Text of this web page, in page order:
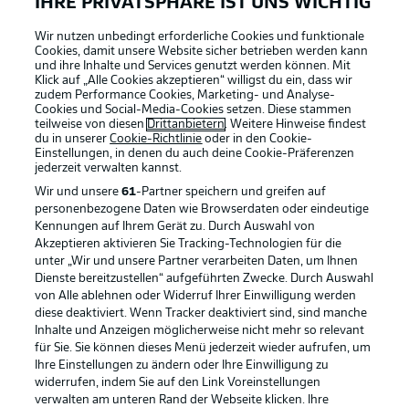
Login
Football as it's meant to be
Offizielle Partner
IHRE PRIVATSPHÄRE IST UNS WICHTIG
Wir nutzen unbedingt erforderliche Cookies und funktionale
Cookies, damit unsere Website sicher betrieben werden kann
und ihre Inhalte und Services genutzt werden können. Mit
Klick auf „Alle Cookies akzeptieren“ willigst du ein, dass wir
zudem Performance Cookies, Marketing- und Analyse-
Cookies und Social-Media-Cookies setzen. Diese stammen
teilweise von diesen Drittanbietern. Weitere Hinweise findest
du in unsererCookie-Richtlinie oder in den Cookie-
Einstellungen, in denen du auch deine Cookie-Präferenzen
jederzeit verwalten kannst.
Wir und unsere61-Partner speichern und greifen auf
personenbezogene Daten wie Browserdaten oder eindeutige
Kennungen auf Ihrem Gerät zu. Durch Auswahl von
Akzeptieren aktivieren Sie Tracking-Technologien für die
unter „Wir und unsere Partner verarbeiten Daten, um Ihnen
Dienste bereitzustellen“ aufgeführten Zwecke. Durch Auswahl
von Alle ablehnen oder Widerruf Ihrer Einwilligung werden
diese deaktiviert. Wenn Tracker deaktiviert sind, sind manche
Inhalte und Anzeigen möglicherweise nicht mehr so relevant
für Sie. Sie können dieses Menü jederzeit wieder aufrufen, um
Ihre Einstellungen zu ändern oder Ihre Einwilligung zu
widerrufen, indem Sie auf den Link Voreinstellungen
verwalten am unteren Rand der Webseite klicken. Ihre